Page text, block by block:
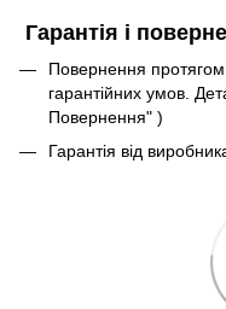
Гарантія і
Повернення
гарантійних умов.
Повернення" )
Гарантія від